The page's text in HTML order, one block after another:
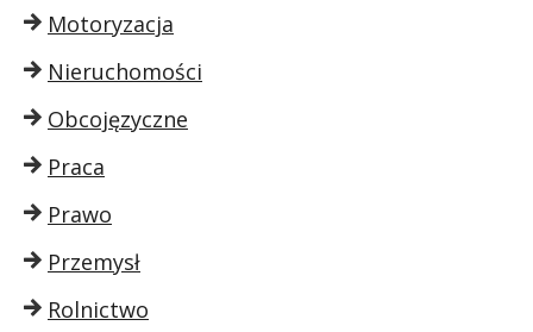
Motoryzacja
Nieruchomości
Obcojęzyczne
Praca
Prawo
Przemysł
Rolnictwo